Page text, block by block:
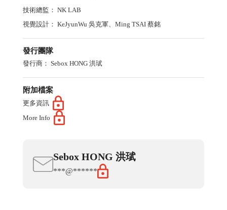
技術總監： NK LAB
視覺設計： KeJyunWu 吳克軍、 Ming TSAI 蔡銘
發行團隊
發行商： Sebox HONG 洪珷
附加檔案
更多資訊
More Info
Sebox HONG 洪珷
***@******